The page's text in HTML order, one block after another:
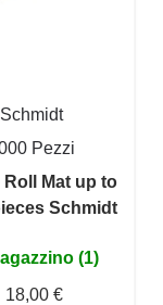
Schmidt
Pezzi
Roll Mat up to
Schmidt
(1)
18,00 €